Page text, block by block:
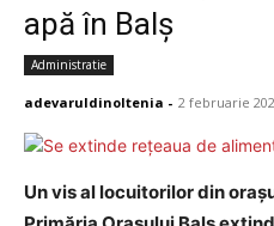
apă în Balș
Administratie
adevaruldinoltenia - 2 februarie
Un vis al locuitorilor din